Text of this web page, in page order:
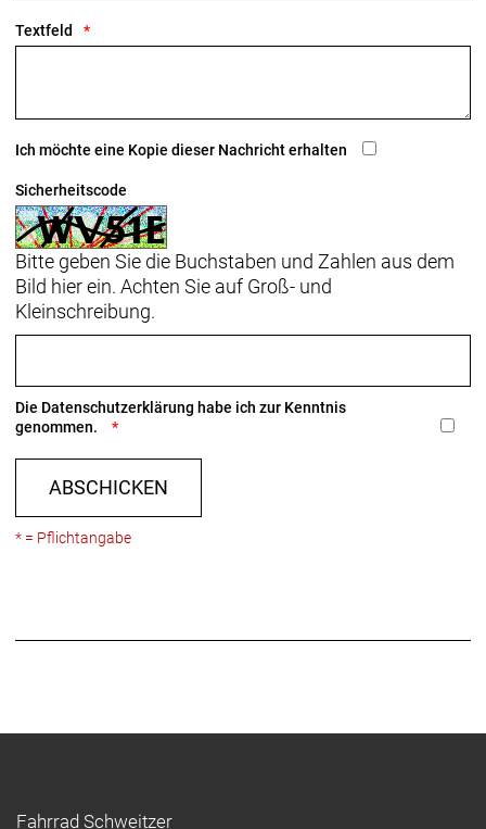
Textfeld
Ich möchte eine Kopie dieser Nachricht erhalten
Sicherheitscode
Bitte geben Sie die Buchstaben und Zahlen aus dem
Bild hier ein. Achten Sie auf Groß- und
Kleinschreibung.
Die Datenschutzerklärung habe ich zur Kenntnis
genommen.
ABSCHICKEN
* = Pflichtangabe
Fahrrad Schweitzer